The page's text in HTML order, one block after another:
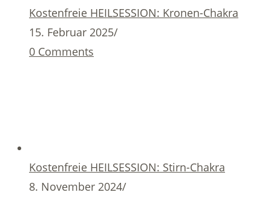
Kostenfreie HEILSESSION: Kronen-Chakra
15. Februar 2025/
0 Comments
Kostenfreie HEILSESSION: Stirn-Chakra
8. November 2024/